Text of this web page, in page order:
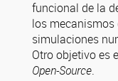
funcional de la
los
simulaciones
Otro objetivo es
Open-Source.